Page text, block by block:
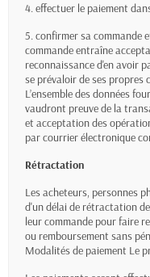
4. effectuer le paiement
5. confirmer sa commande
commande entraîne
reconnaissance d'en avoir
se prévaloir de ses
L’ensemble des données
vaudront preuve de la
et acceptation des
par courrier électronique
Rétractation
Les acheteurs, personnes
d'un délai de rétractation
leur commande pour faire
ou remboursement sans
Modalités de paiement Le